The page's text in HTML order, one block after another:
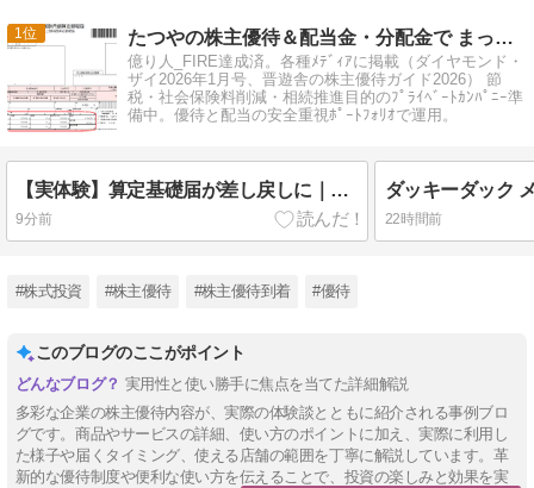
1 たつやの株主優待＆配当金・分配金で まったりライフ！
億り人_FIRE達成済。各種ﾒﾃﾞｨｱに掲載（ダイヤモンド・
ザイ2026年1月号、晋遊舎の株主優待ガイド2026） 節
税・社会保険料削減・相続推進目的のﾌﾟﾗｲﾍﾞｰﾄｶﾝﾊﾟﾆｰ準
備中。優待と配当の安全重視ﾎﾟｰﾄﾌｫﾘｵで運用。
【実体験】算定基礎届が差し戻しに｜新設法人の役員報酬ゼロでやりがちな書き方のミスと正しい記入例
9分前 22時間前
#株式投資 #株主優待 #株主優待到着 #優待
このブログのここがポイント
実用性と使い勝手に焦点を当てた詳細解説
多彩な企業の株主優待内容が、実際の体験談とともに紹介される事例ブロ
グです。商品やサービスの詳細、使い方のポイントに加え、実際に利用し
た様子や届くタイミング、使える店舗の範囲を丁寧に解説しています。革
新的な優待制度や便利な使い方を伝えることで、投資の楽しみと効果を実